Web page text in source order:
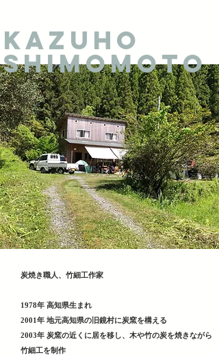
​KAZUHO
SHIMOMOTO
炭焼き職人、竹細工作家
1978年 高知県生まれ
2001年 地元高知県の旧鏡村に炭窯を構える
2003年 炭窯の近くに居を移し、木や竹の炭を焼きながら
竹細工を制作